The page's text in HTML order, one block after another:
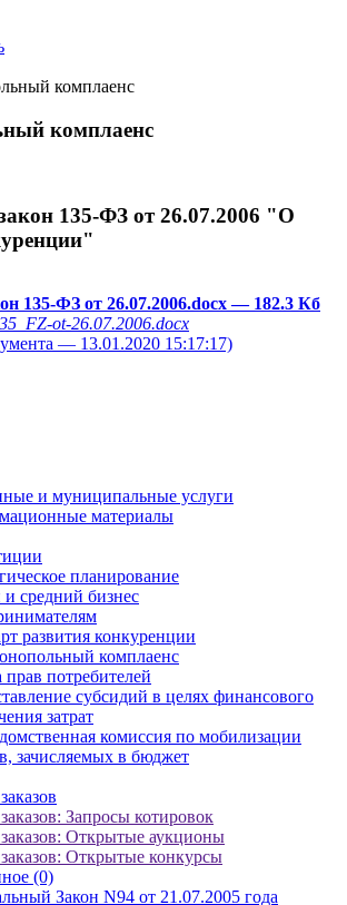
комплаенс
комплаенс
135-ФЗ от 26.07.2006 "О
135-ФЗ от 26.07.2006.docx— 182.3 Кб
ot-26.07.2006.docx
— 13.01.2020 15:17:17)
и муниципальные услуги
материалы
планирование
средний бизнес
развития конкуренции
комплаенс
прав потребителей
субсидий в целях финансового
затрат
комиссия по мобилизации
зачисляемых в бюджет
Запросы котировок
заказов: Открытые аукционы
заказов: Открытые конкурсы
(0)
Закон N94 от 21.07.2005 года